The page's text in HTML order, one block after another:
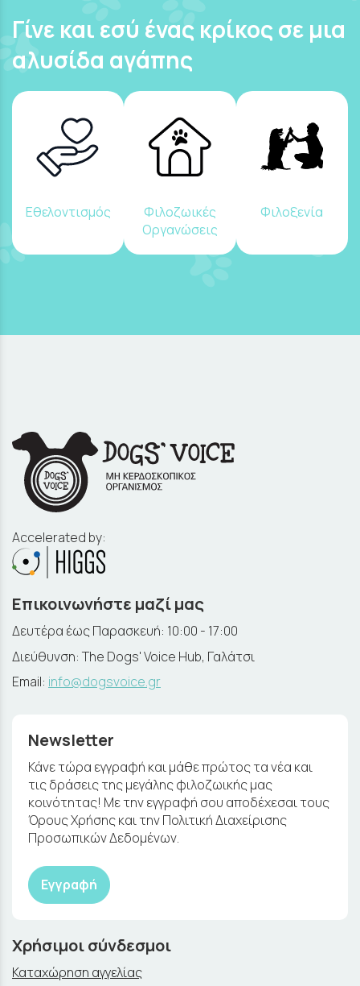
Γίνε και εσύ ένας κρίκος σε μια
αλυσίδα αγάπης
Εθελοντισμός
Φιλοζωικές
Οργανώσεις
Φιλοξενία
Accelerated by:
Επικοινωνήστε μαζί μας
Δευτέρα έως Παρασκευή: 10:00 - 17:00
Διεύθυνση: The Dogs' Voice Hub, Γαλάτσι
Email: info@dogsvoice.gr
Newsletter
Κάνε τώρα εγγραφή και μάθε πρώτος τα νέα και
τις δράσεις της μεγάλης φιλοζωικής μας
κοινότητας! Με την εγγραφή σου αποδέχεσαι τους
Όρους Χρήσης και την Πολιτική Διαχείρισης
Προσωπικών Δεδομένων.
Εγγραφή
Χρήσιμοι σύνδεσμοι
Καταχώρηση αγγελίας